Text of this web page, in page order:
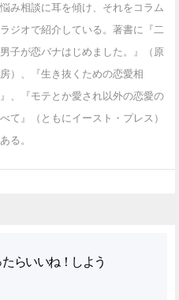
み相談に耳を傾け、それをコラム
ジオで紹介している。著書に『二
子が恋バナはじめました。』（原
）、『生き抜くための恋愛相
、『モテとか愛され以外の恋愛の
て』（ともにイースト・プレス）
る。
らいいね！しよう